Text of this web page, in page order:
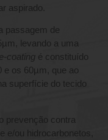
aspirado.
passagem de
levando a uma
coating é constituído
e os 60µm, que ao
superfície do tecido
prevenção contra
e/ou hidrocarbonetos,